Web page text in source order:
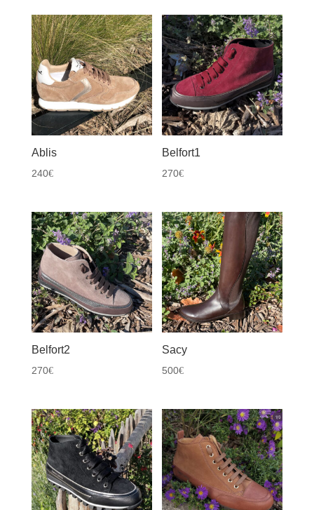
Ablis
240€
Belfort1
270€
Belfort2
270€
Sacy
500€